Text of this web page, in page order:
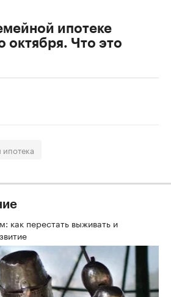
ипотеке
октября. Что это
ипотека
как перестать выживать и